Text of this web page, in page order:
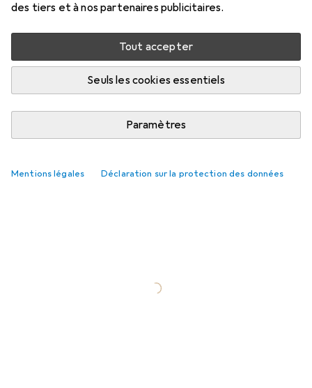
des tiers et à nos partenaires publicitaires.
Tout accepter
Seuls les cookies essentiels
Paramètres
Mentions légales Déclaration sur la protection des données